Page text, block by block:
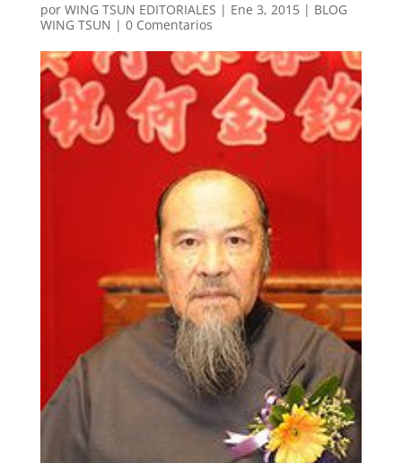
por WING TSUN EDITORIALES | Ene 3, 2015| BLOG
WING TSUN | 0 Comentarios